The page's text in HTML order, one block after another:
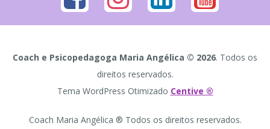
Coach e Psicopedagoga Maria Angélica © 2026. Todos os
direitos reservados.
Tema WordPress Otimizado Centive ®
Coach Maria Angélica ® Todos os direitos reservados.